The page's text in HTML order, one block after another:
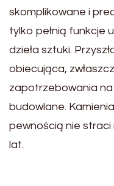
skomplikowane i
tylko pełnią funkcje
dzieła sztuki.
obiecująca,
zapotrzebowania na
budowlane.
pewnością nie straci
lat.